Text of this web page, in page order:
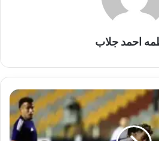
احمد جلاب